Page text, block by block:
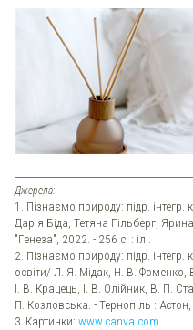
Джерела:
1. Пізнаємо природу: підр. інтегр.
Дарія Біда, Тетяна Гільберг,
"Генеза", 2022. - 256 с. : іл..
2. Пізнаємо природу: підр. інтегр.
освіти/ Л. Я. Мідак, Н. В. Фоменко,
І. В. Крацець, І. В. Олійник, В. П.
П. Козловська. - Тернопіль : Астон,
3. Картинки: www.canva.com